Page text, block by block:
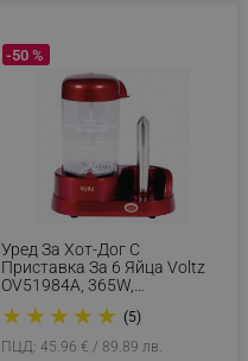
Уред За Хот-Дог С
Приставка За 6 Яйца Voltz
OV51984A, 365W,
Незалепващо Покритие,
Червен
★ ★ ★ ★ ★ (5)
-50 %
ПЦД: 45.96 € / 89.89 лв.